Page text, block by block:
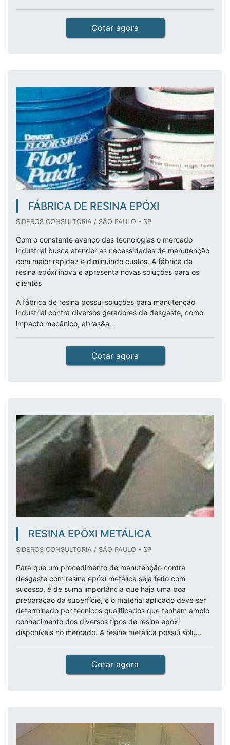
Cotar agora
FÁBRICA DE RESINA EPÓXI
SIDEROS CONSULTORIA / SÃO PAULO - SP
Com o constante avanço das tecnologias o mercado
industrial busca atender as necessidades de manutenção
com maior rapidez e diminuindo custos. A fábrica de
resina epóxi inova e apresenta novas soluções para os
clientes
A fábrica de resina possui soluções para manutenção
industrial contra diversos geradores de desgaste, como
impacto mecânico, abras&a...
Cotar agora
RESINA EPÓXI METÁLICA
SIDEROS CONSULTORIA / SÃO PAULO - SP
Para que um procedimento de manutenção contra
desgaste com resina epóxi metálica seja feito com
sucesso, é de suma importância que haja uma boa
preparação da superfície, e o material aplicado deve ser
determinado por técnicos qualificados que tenham amplo
conhecimento dos diversos tipos de resina epóxi
disponíveis no mercado. A resina metálica possui solu...
Cotar agora